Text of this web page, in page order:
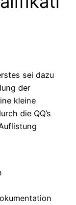
sei dazu
der
kleine
die QQ’s